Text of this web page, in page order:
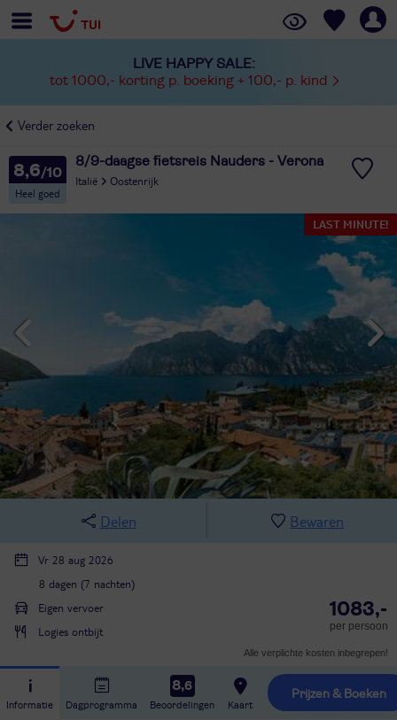
LIVE HAPPY SALE:
tot 1000,- korting p. boeking + 100,- p. kind
Verder zoeken
8,6
Heel goed
8/9-daagse fietsreis Nauders - Verona
Italië
Oostenrijk
LAST MINUTE!
Delen Bewaren
Vr 28 aug 2026
8 dagen (7 nachten)
Eigen vervoer
Logies ontbijt
1083,-
per persoon
Alle verplichte kosten inbegrepen!
Informatie Dagprogramma
8,6
Beoordelingen Kaart
Prijzen & Boeken